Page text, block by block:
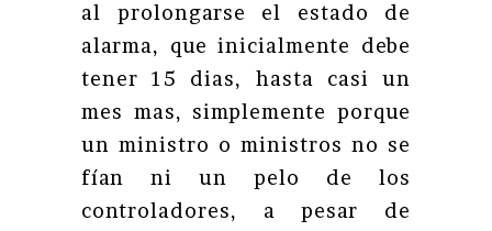
al prolongarse el estado de
alarma, que inicialmente debe
tener 15 dias, hasta casi un
mes mas, simplemente porque
un ministro o ministros no se
fían ni un pelo de los
controladores, a pesar de